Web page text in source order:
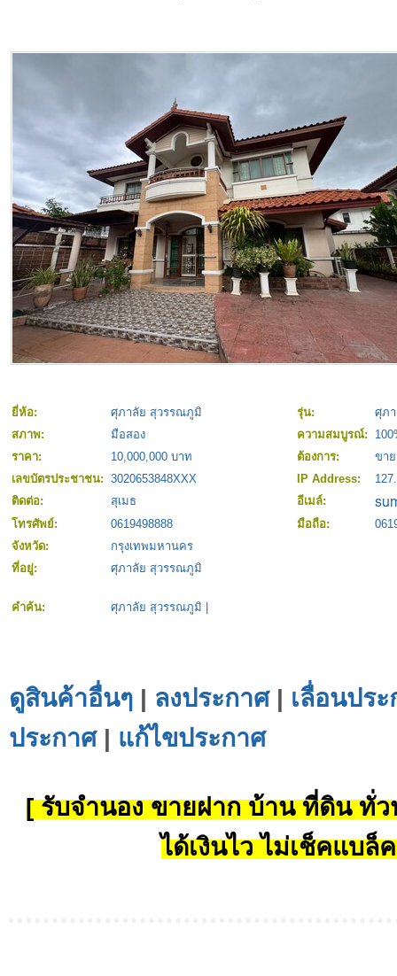
ยี่ห้อ: ศุภาลัย สุวรรณภูมิ รุ่น:
ศุภ
สภาพ:
มือสอง ความสมบูรณ์:
ราคา:
10,000,000 บาท ต้องการ:
ขาย
เลขบัตรประชาชน: 3020653848XXX IP Address:
ติดต่อ:
สุเมธ
อีเมล์:
โทรศัพย์:
0619498888 มือถือ:
จังหวัด:
กรุงเทพมหานคร
ที่อยู่:
ศุภาลัย สุวรรณภูมิ
คำค้น: ศุภาลัย สุวรรณภูมิ
ดูสินค้าอื่นๆ | ลงประกาศ| เลื่อนปร
ประกาศ| แก้ไขประกาศ
[ รับจำนอง ขายฝาก บ้าน ที่ดิน ทั่ว
ได้เงินไว ไม่เช็คแบล็